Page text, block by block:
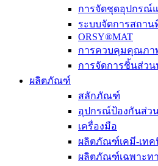
การจัดชุดอุปกรณ์
ระบบจัดการสถาน
ORSY®MAT
การควบคุมคุณภา
การจัดการชิ้นส่วน
ผลิตภัณฑ์
สลักภัณฑ์
อุปกรณ์ป้องกันส่ว
เครื่องมือ
ผลิตภัณฑ์เคมี-เทค
ผลิตภัณฑ์เฉพาะท